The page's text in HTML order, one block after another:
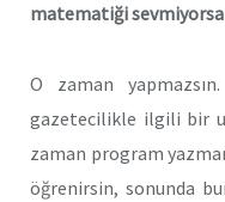
matematiği
O zaman
gazetecilikle ilgili bir
zaman program
öğrenirsin, sonunda